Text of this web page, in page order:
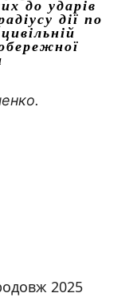
до ударів
дії по
2025